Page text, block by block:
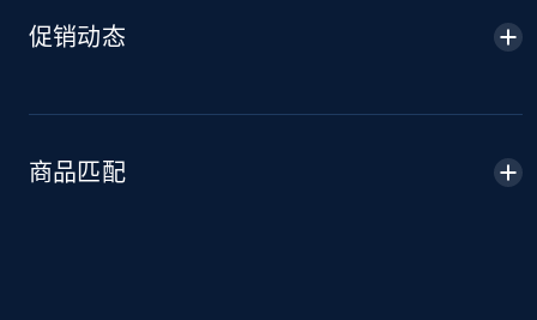
Amazon sellers info
info, Stars, Feedbacks, Return policy, and more.
2.5K+
促销动态
商品匹配